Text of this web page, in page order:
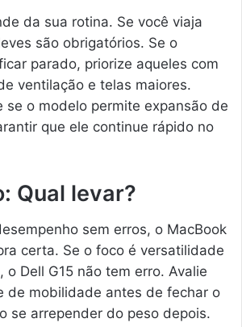
da sua rotina. Se você viaja
são obrigatórios. Se o
parado, priorize aqueles com
ventilação e telas maiores.
se o modelo permite expansão de
que ele continue rápido no
Qual levar?
sem erros, o MacBook
certa. Se o foco é versatilidade
o Dell G15 não tem erro. Avalie
de mobilidade antes de fechar o
se arrepender do peso depois.